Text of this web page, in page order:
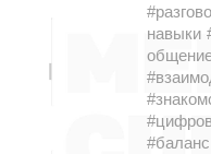
навыки
#баланс